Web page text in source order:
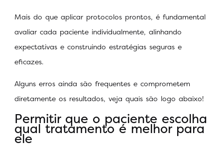
Mais do que aplicar protocolos prontos, é fundamental
avaliar cada paciente individualmente, alinhando
expectativas e construindo estratégias seguras e
eficazes.
Alguns erros ainda são frequentes e comprometem
diretamente os resultados, veja quais são logo abaixo!
Permitir que o paciente escolha
qual tratamento é melhor para
ele